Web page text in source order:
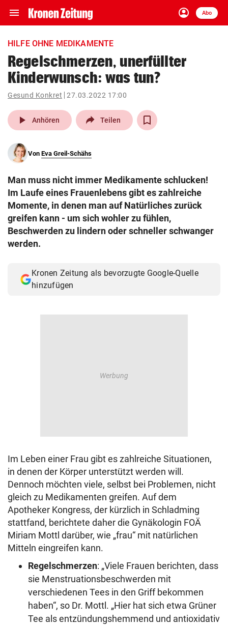
menu Navigation
ein-/ausklappen
account_circle
Anmelden
Abo
close Schließen
account_circle Anmelden
arrow_right
pin_drop
Wien arrow_right
search
eingeben
Muthgasse 2, 1190 Wien
HILFE OHNE MEDIKAMENTE
Regelschmerzen, unerfüllter
Kinderwunsch: was tun?
Gesund Konkret 27.03.2022 17:00
play_arrow Anhören Teilen
Von Eva Greil-Schähs
Man muss nicht immer Medikamente schlucken!
Im Laufe eines Frauenlebens gibt es zahlreiche
Momente, in denen man auf Natürliches zurück
greifen kann - um sich wohler zu fühlen,
Beschwerden zu lindern oder schneller schwanger
werden.
Kronen Zeitung als bevorzugte Google-Quelle
hinzufügen
Im Leben einer Frau gibt es zahlreiche Situationen,
in denen der Körper unterstützt werden will.
Dennoch möchten viele, selbst bei Problemen, nicht
gleich zu Medikamenten greifen. Auf dem
Apotheker Kongress, der kürzlich in Schladming
stattfand, berichtete daher die Gynäkologin FOÄ
Miriam Mottl darüber, wie „frau“ mit natürlichen
Mitteln eingreifen kann.
Regelschmerzen: „Viele Frauen berichten, dass
sie Menstruationsbeschwerden mit
verschiedenen Tees in den Griff bekommen
haben“, so Dr. Mottl. „Hier hat sich etwa Grüner
Tee als entzündungshemmend und antioxidativ